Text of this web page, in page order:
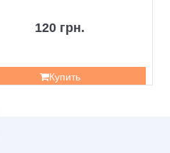
120 грн.
Купить